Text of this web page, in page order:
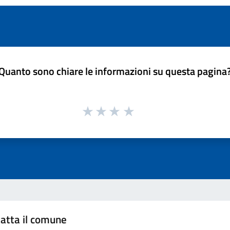
sono chiare le informazioni su questa
il comune